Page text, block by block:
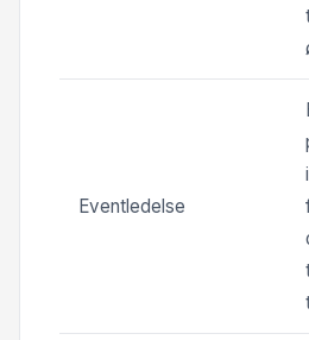
Eventledelse